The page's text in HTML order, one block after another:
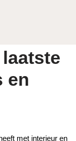
en
met interieur en